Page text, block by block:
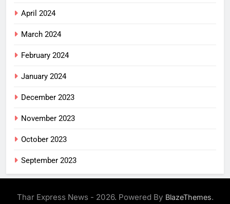
April 2024
March 2024
February 2024
January 2024
December 2023
November 2023
October 2023
September 2023
Thar Express News - 2026. Powered By BlazeThemes.